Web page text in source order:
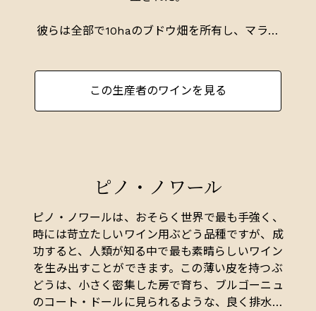
彼らは全部で10haのブドウ畑を所有し、マラン
ち、その中には1級クリュのルフェールとフォラ
ティエール、グラン・クリュのビアンヴニュ＝バ
タールとバタール＝モンラッシェが含まれる。白
ディ著者
この生産者のワインを見る
ピノ・ノワール
ピノ・ノワールは、おそらく世界で最も手強く、
時には苛立たしいワイン用ぶどう品種ですが、成
功すると、人類が知る中で最も素晴らしいワイン
を生み出すことができます。この薄い皮を持つぶ
どうは、小さく密集した房で育ち、ブルゴーニュ
のコート・ドールに見られるような、良く排水さ